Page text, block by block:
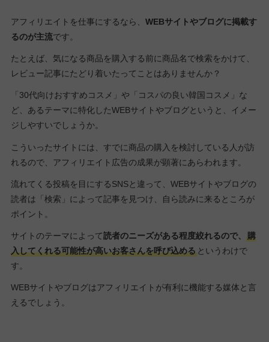
アフィリエイトを仕事にするなら、 WEBサイトやブログに掲載す
るのが主流です。
たとえば、気になる商品を購入する前に商品名で検索をかけて、
レビュー記事にたどり着いたってことはありませんか？
「30代向けおすすめコスメ」や「コスパの良い韓国コスメ」な
ど、あるテーマに特化したWEBサイトやブログというと、イメー
ジしやすいでしょうか。
こういったサイトには、すでに商品の購入を検討している人が訪
れるので、アフィリエイト広告の成果が顕著にあらわれます。
流れてくる投稿を目にするSNSと違って、WEBサイトやブログの
読者は「検索」によって記事を見つけ、自ら読みに来るところが
ポイント。
サイトのテーマによって読者のニーズがある程度絞れるので、
購
入してくれる可能性が高いお客さんを呼び込めるというわけで
す。
WEBサイトやブログはアフィリエイトが有利に機能する媒体と言
えるでしょう。